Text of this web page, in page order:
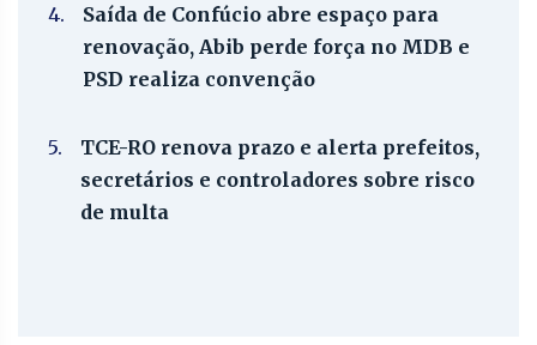
4.
Saída de Confúcio abre espaço para
renovação, Abib perde força no MDB e
PSD realiza convenção
5.
TCE-RO renova prazo e alerta prefeitos,
secretários e controladores sobre risco
de multa